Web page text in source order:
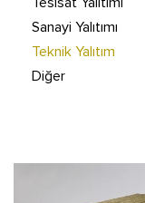
Sanayi Yalıtımı
Teknik Yalıtım
Diğer